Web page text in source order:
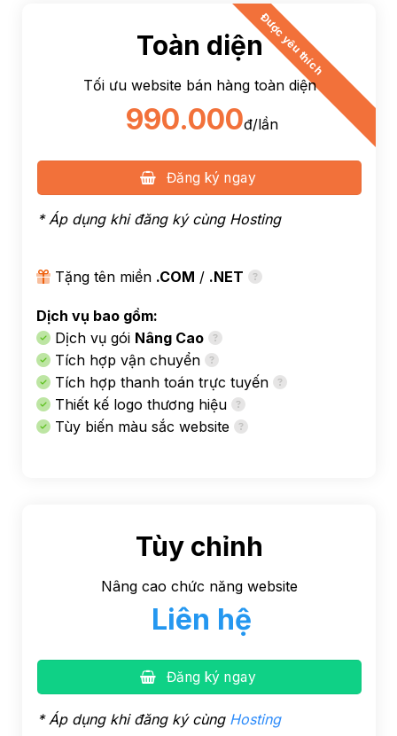
Được yêu thích
Toàn diện
Tối ưu website bán hàng toàn diện
990.000đ/lần
Đăng ký ngay
* Áp dụng khi đăng ký cùng Hosting
Tặng tên miền .COM / .NET
Dịch vụ bao gồm:
Dịch vụ gói Nâng Cao
Tích hợp vận chuyển
Tích hợp thanh toán trực tuyến
Thiết kế logo thương hiệu
Tùy biến màu sắc website
Tùy chỉnh
Nâng cao chức năng website
Liên hệ
Đăng ký ngay
* Áp dụng khi đăng ký cùng Hosting